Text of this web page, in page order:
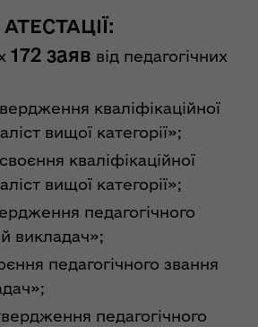
172 заяв від педагогічних
кваліфікаційної
вищої категорії»;
кваліфікаційної
вищої категорії»;
педагогічного
викладач»;
педагогічного звання
педагогічного